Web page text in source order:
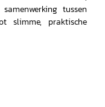
tussen
slimme, praktische